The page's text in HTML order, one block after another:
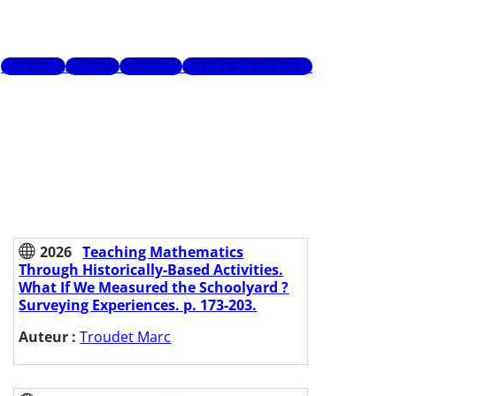
Mots-clésAuteursGlossaireRecherche avancée
2026 Teaching Mathematics
Through Historically-Based Activities.
What If We Measured the Schoolyard ?
Surveying Experiences. p. 173-203.
Auteur :Troudet Marc